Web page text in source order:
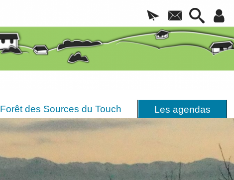
Forêt des Sources du Touch Les agendas